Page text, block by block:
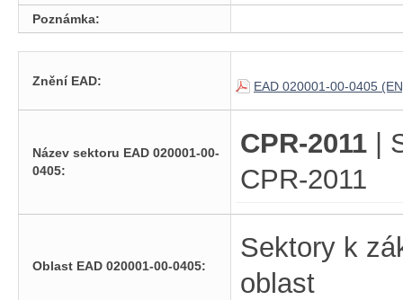
Poznámka:
Znění EAD: EAD 020001-00-0405
Název sektoru EAD 020001-00-
0405:
CPR-2011 |
CPR-2011
Oblast EAD 020001-00-0405:
Sektory k
oblast